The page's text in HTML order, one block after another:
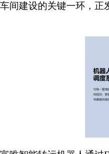
车间建设的关键一环，正